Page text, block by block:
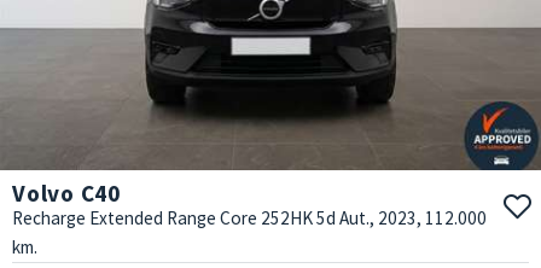
Volvo C40
Recharge Extended Range Core 252HK 5d Aut., 2023, 112.000
km.